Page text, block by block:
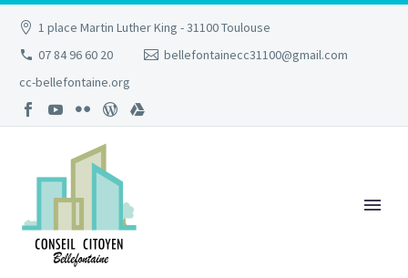
1 place Martin Luther King - 31100 Toulouse
07 84 96 60 20
bellefontainecc31100@gmail.com
cc-bellefontaine.org